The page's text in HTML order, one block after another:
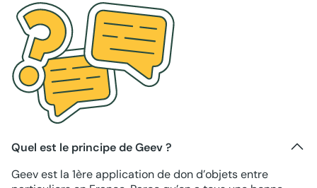
Quel est le principe de Geev ?
Geev est la 1ère application de don d’objets entre